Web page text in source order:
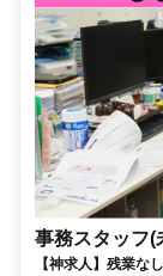
事務スタッフ(
【神求人】残業な